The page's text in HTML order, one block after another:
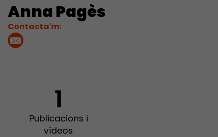
Anna Pagès
Contacta'm:
1
Publicacions i
vídeos